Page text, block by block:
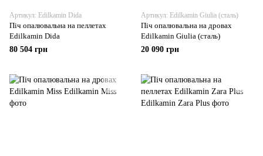
Артикул: Edilkamin Dida
Піч опалювальна на пеллетах
Edilkamin Dida
80 504 грн
Артикул: Edilkamin Giulia (сталь)
Піч опалювальна на дровах
Edilkamin Giulia (сталь)
20 090 грн